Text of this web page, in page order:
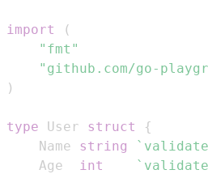
import
(
"fmt"
"github.com/go-
)
type User struct
{
    Name
string
    Age
int